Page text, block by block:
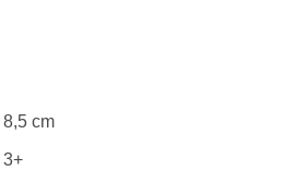
cm
3+